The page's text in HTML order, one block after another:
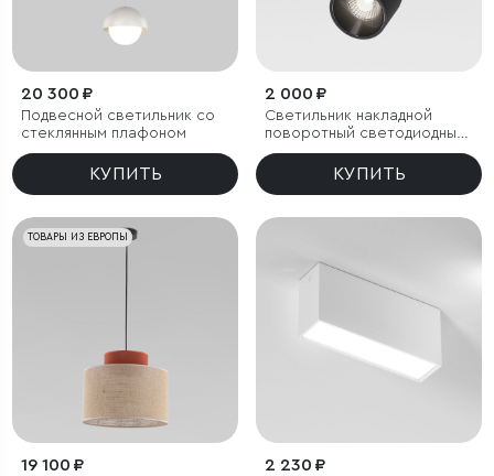
20 300 ₽
Подвесной светильник со
стеклянным плафоном
КУПИТЬ
2 000 ₽
Светильник накладной
поворотный светодиодный
Spot 8W 4000K черный
КУПИТЬ
ТОВАРЫ ИЗ ЕВРОПЫ
19 100 ₽ 2 230 ₽